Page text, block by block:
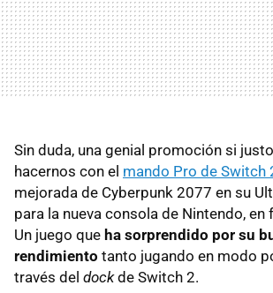
Sin duda, una genial promoción si
hacernos con el mando Pro de Switch
mejorada de Cyberpunk 2077 en su
para la nueva consola de Nintendo,
Un juego que ha sorprendido por su
rendimiento tanto jugando en modo
través del dockde Switch 2.